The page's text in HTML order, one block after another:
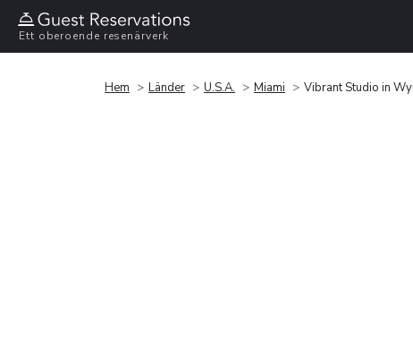
Ett oberoende resenärverk
Hem Länder U.S.A. Miami Vibrant Studio in